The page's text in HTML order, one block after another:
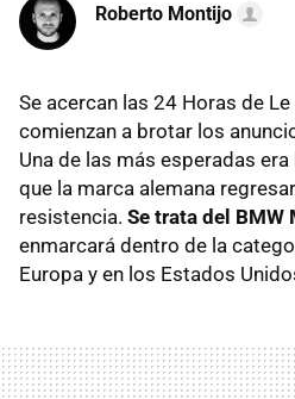
Roberto Montijo
Se acercan las 24 Horas de
comienzan a brotar los
Una de las más esperadas
que la marca alemana
resistencia. Se trata del BMW
enmarcará dentro de la
Europa y en los Estados